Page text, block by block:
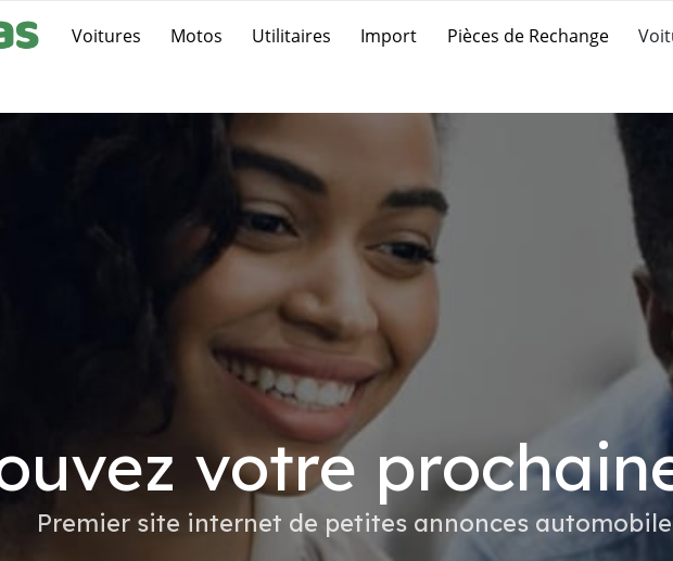
Voitures Motos Utilitaires Import Pièces de Rechange
votre
Premier site internet de petites annonces